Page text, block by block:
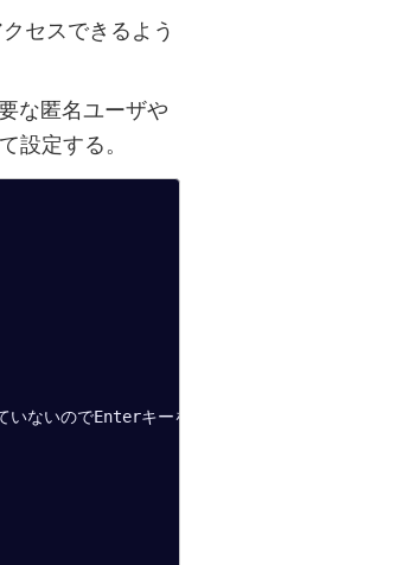
セスできるよう
な匿名ユーザや
設定する。
いのでEnterキーを押す)